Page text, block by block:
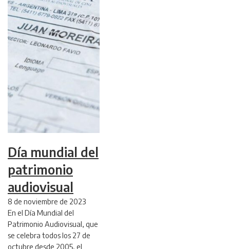
Día mundial del
patrimonio
audiovisual
8 de noviembre de 2023
En el Día Mundial del
Patrimonio Audiovisual, que
se celebra todos los 27 de
octubre desde 2005, el